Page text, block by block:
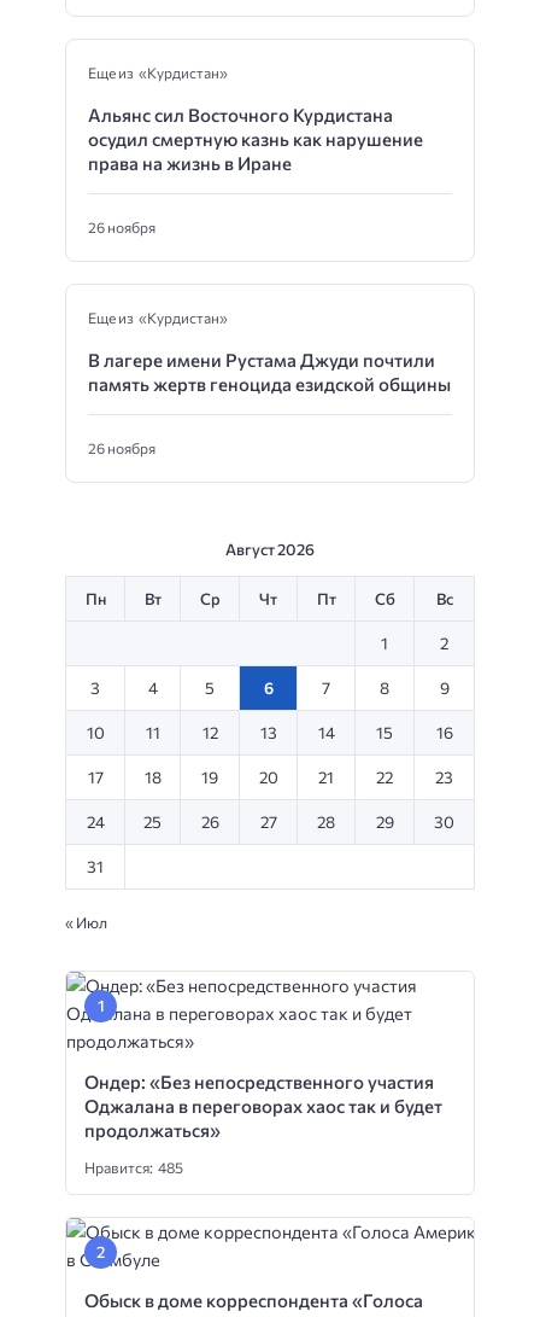
Еще из «Курдистан»
Альянс сил Восточного Курдистана
осудил смертную казнь как нарушение
права на жизнь в Иране
26 ноября
Еще из «Курдистан»
В лагере имени Рустама Джуди почтили
память жертв геноцида езидской общины
26 ноября
Август 2026
Пн Вт Ср Чт Пт Сб Вс
1 2
3 4 5 6 7 8 9
10 11 12 13 14 15 16
17 18 19 20 21 22 23
24 25 26 27 28 29 30
31
« Июл
Ондер: «Без непосредственного участия
Оджалана в переговорах хаос так и будет
продолжаться»
Нравится: 485
Обыск в доме корреспондента «Голоса